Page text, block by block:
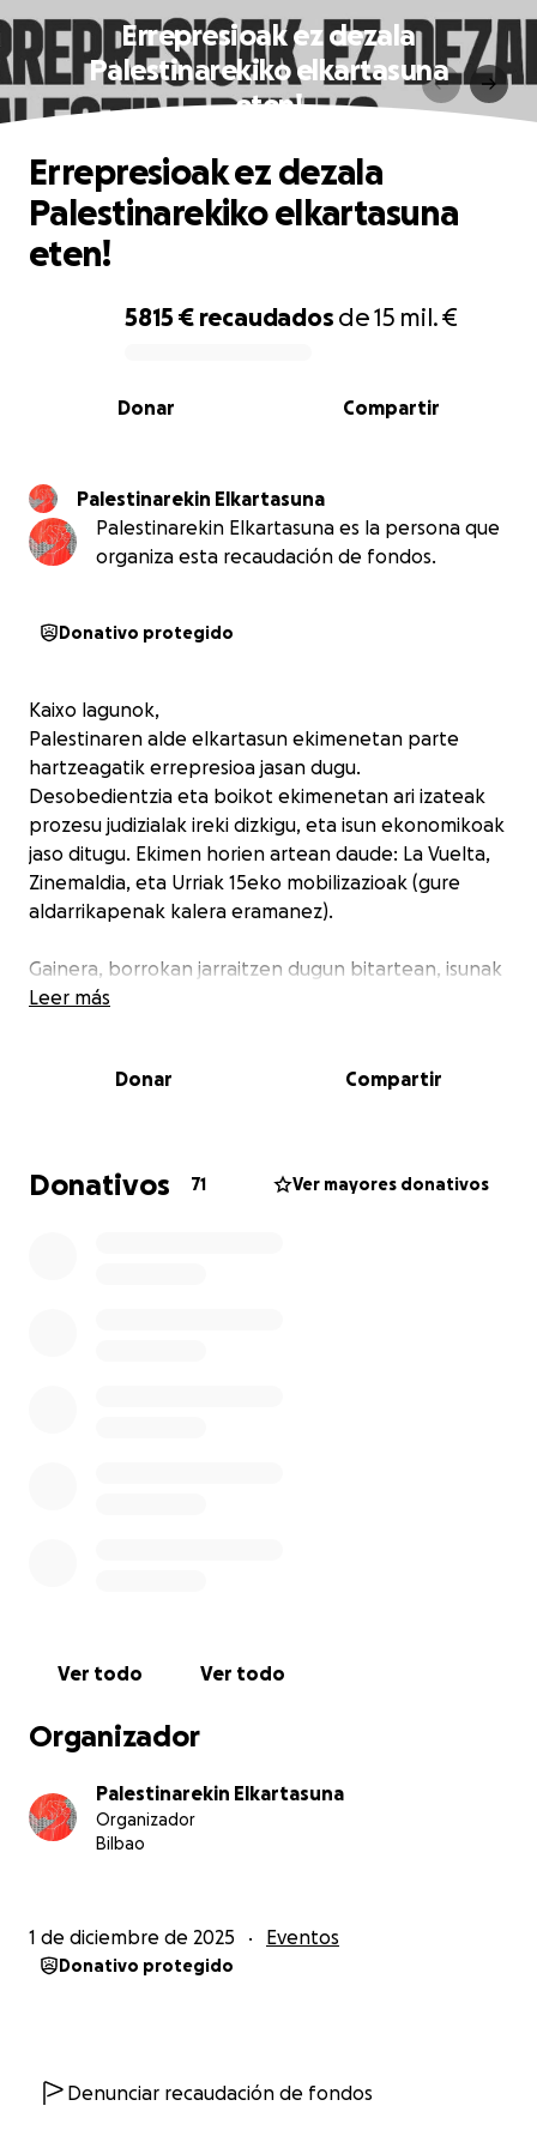
Errepresioak ez dezala
Palestinarekiko elkartasuna
eten!
0% complete
5815 € recaudados de15 mil. €
Compartir
Donar
Errepresioak ez dezala
Palestinarekiko elkartasuna
eten!
Palestinarekin Elkartasuna
Palestinarekin Elkartasuna es la persona que
organiza esta recaudación de fondos.
Donativo protegido
Kaixo lagunok,
Palestinaren alde elkartasun ekimenetan parte
hartzeagatik errepresioa jasan dugu.
Desobedientzia eta boikot ekimenetan ari izateak
prozesu judizialak ireki dizkigu, eta isun ekonomikoak
jaso ditugu. Ekimen horien artean daude: La Vuelta,
Zinemaldia, eta Urriak 15eko mobilizazioak (gure
aldarrikapenak kalera eramanez).
Gainera, borrokan jarraitzen dugun bitartean, isunak
jasotzeko arriskua irekia dago. Horregatik, zuon
Palestinar herriarekiko konpromisoa da. Ez dezagun
utzi elkartasuna gelditzen.
Leer más
Donar Compartir
Donativos 71 Ver mayores donativos
Ver todo Ver todo
Organizador
Palestinarekin Elkartasuna
Organizador
Bilbao
1 de diciembre de 2025 Eventos
Donativo protegido
Denunciar recaudación de fondos